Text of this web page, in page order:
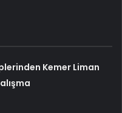
Kemer Liman